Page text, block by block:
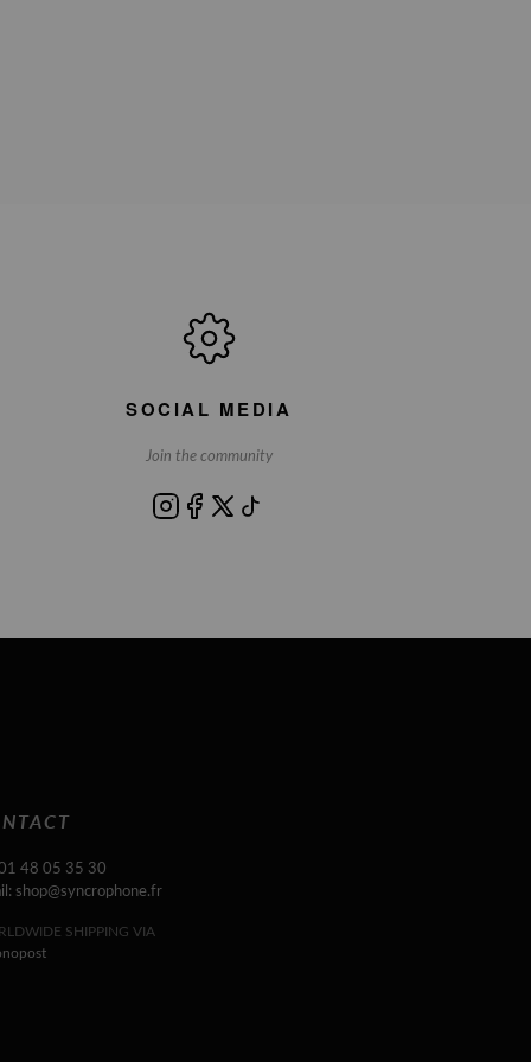
SOCIAL MEDIA
Join the community
48 05 35 30
shop@syncrophone.fr
SHIPPING VIA